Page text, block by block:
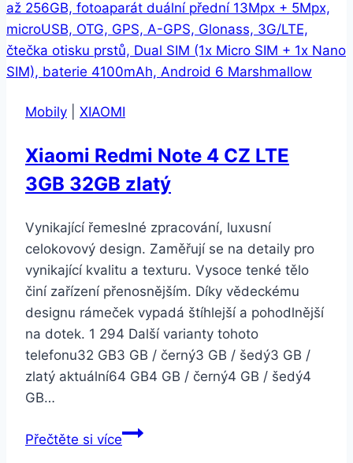
černý
Mobily XIAOMI
Xiaomi Redmi Note 4 CZ LTE
3GB 32GB zlatý
Vynikající řemeslné zpracování, luxusní
celokovový design. Zaměřují se na detaily pro
vynikající kvalitu a texturu. Vysoce tenké tělo
činí zařízení přenosnějším. Díky vědeckému
designu rámeček vypadá štíhlejší a pohodlnější
na dotek. 1 294 Další varianty tohoto
telefonu32 GB3 GB / černý3 GB / šedý3 GB /
zlatý aktuální64 GB4 GB / černý4 GB / šedý4
GB…
Přečtěte si víceXiaomi